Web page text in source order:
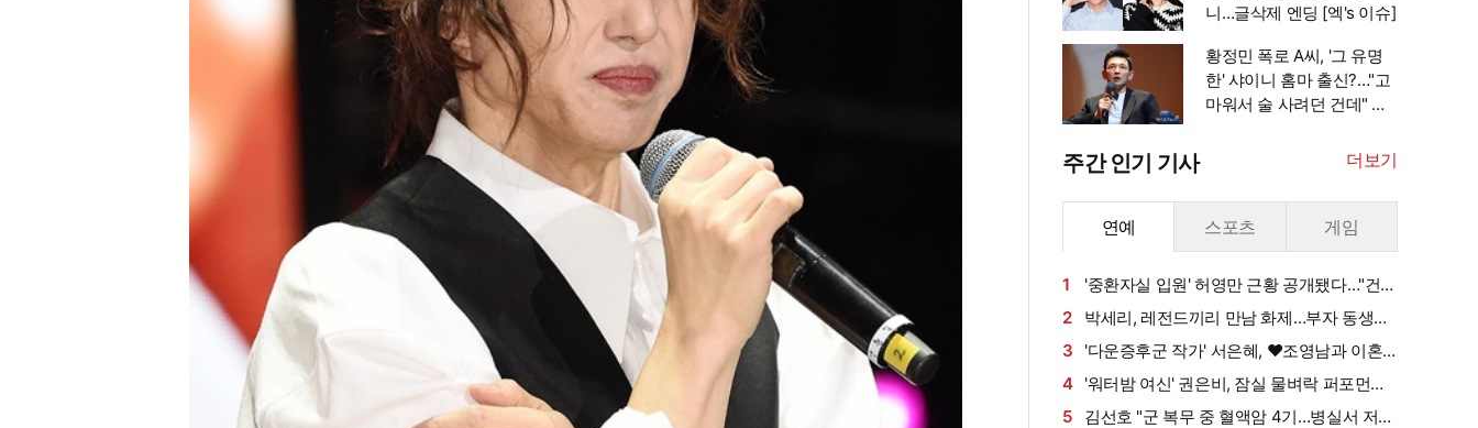
니…글삭제 엔딩 [엑's 이슈]
황정민 폭로 A씨, '그 유명
한' 샤이니 홈마 출신?…"고
마워서 술 사려던 건데" 침
주간 인기 기사 더보기
연예 스포츠 게임
1
'중환자실 입원' 허영만 근황 공개됐다…"건강
회복 위해 노력 중" [엑's 이슈]
2
박세리, 레전드끼리 만남 화제…부자 동생에
게 밥 샀다가 '반전'
3
'다운증후군 작가' 서은혜, ♥조영남과 이혼
설 확산에 결국 입 열었다
4
'워터밤 여신' 권은비, 잠실 물벼락 퍼포먼스
'후끈'…두산 승리요정 등극
5
김선호 "군 복무 중 혈액암 4기…병실서 저만